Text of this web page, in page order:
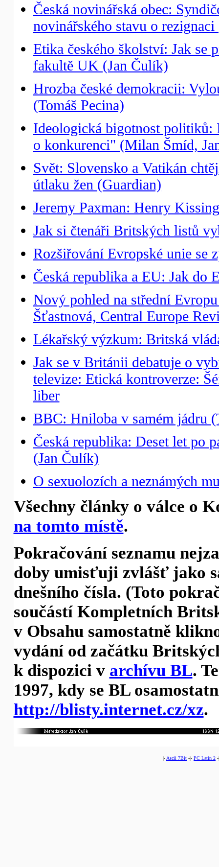
Česká novinářská obec:
novinářského stavu o rezignaci
Etika českého školství: Jak se
fakultě UK (Jan Čulík)
Hrozba české demokracii:
(Tomáš Pecina)
Ideologická bigotnost politiků:
o konkurenci" (Milan Šmíd,
Svět: Slovensko a Vatikán
útlaku žen (Guardian)
Jeremy Paxman: Henry
Jak si čtenáři Britských listů
Rozšiřování Evropské unie se
Česká republika a EU: Jak do
Nový pohled na střední
Šťastnová, Central Europe
Lékařský výzkum: Britská
Jak se v Británii debatuje o
televize: Etická kontroverze:
liber
BBC: Hniloba v samém jádru
Česká republika: Deset let po
(Jan Čulík)
O sexuolozích a neznámých
Všechny články o válce o
na tomto místě.
Pokračování seznamu
doby umisťuji zvlášť jako
dnešního čísla. (Toto
součástí Kompletních
v Obsahu samostatně
vydání od začátku
k dispozici v archívu BL.
1997, kdy se BL
http://blisty.internet.cz/xz.
|- Ascii 7Bit -|- PC Latin 2